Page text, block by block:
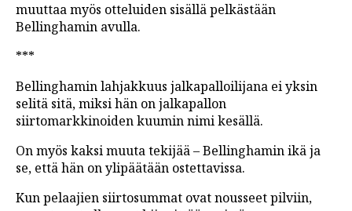
muuttaa myös otteluiden sisällä pelkästään
Bellinghamin avulla.
***
Bellinghamin lahjakkuus jalkapalloilijana ei yksin
selitä sitä, miksi hän on jalkapallon
siirtomarkkinoiden kuumin nimi kesällä.
On myös kaksi muuta tekijää – Bellinghamin ikä ja
se, että hän on ylipäätään ostettavissa.
Kun pelaajien siirtosummat ovat nousseet pilviin,